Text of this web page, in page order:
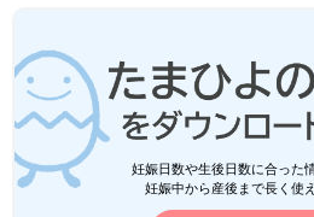
妊娠日数や生後日数に合った
妊娠中から産後まで長く使